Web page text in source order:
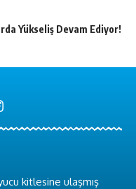
Yükseliş Devam Ediyor!
kitlesine ulaşmış